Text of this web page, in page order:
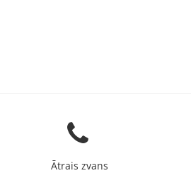
Ātrais zvans